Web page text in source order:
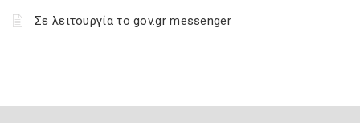
Σε λειτουργία το gov.gr messenger